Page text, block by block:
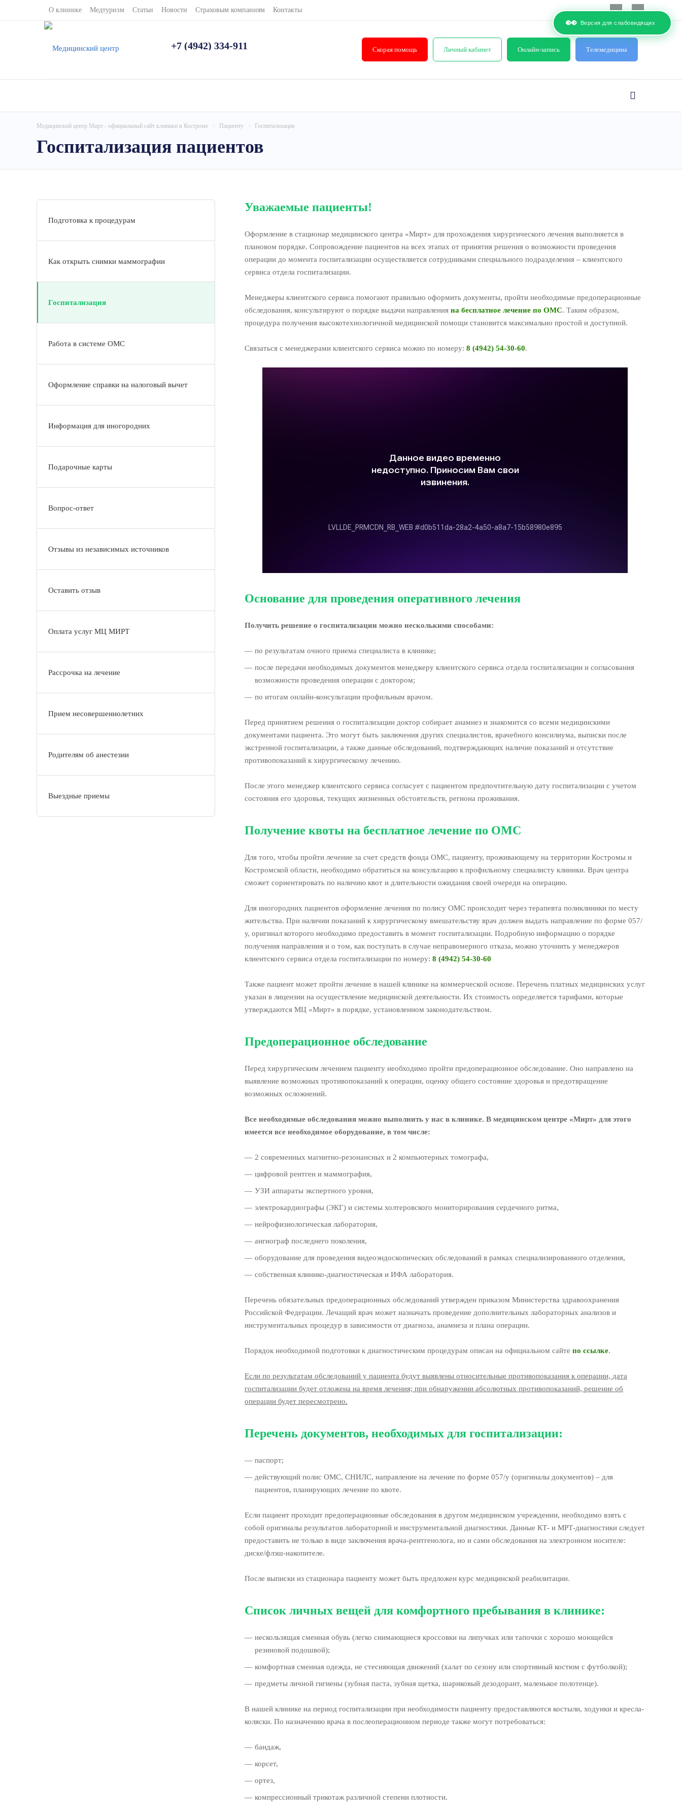
👀 Версия для слабовидящих
О клинике Медтуризм Статьи Новости Страховым компаниям Контакты
+7 (4942) 334-911 Скорая помощь Личный кабинет Онлайн-запись Телемедицина
Медицинский центр Мирт - официальный сайт клиники в Костроме Пациенту Госпитализация
Госпитализация пациентов
Подготовка к процедурам
Как открыть снимки маммографии
Госпитализация
Работа в системе ОМС
Оформление справки на налоговый вычет
Информация для иногородних
Подарочные карты
Вопрос-ответ
Отзывы из независимых источников
Оставить отзыв
Оплата услуг МЦ МИРТ
Рассрочка на лечение
Прием несовершеннолетних
Родителям об анестезии
Выездные приемы
Уважаемые пациенты!
Оформление в стационар медицинского центра «Мирт» для прохождения хирургического лечения выполняется в
плановом порядке. Сопровождение пациентов на всех этапах от принятия решения о возможности проведения
операции до момента госпитализации осуществляется сотрудниками специального подразделения – клиентского
сервиса отдела госпитализации.
Менеджеры клиентского сервиса помогают правильно оформить документы, пройти необходимые предоперационные
обследования, консультируют о порядке выдачи направления на бесплатное лечение по ОМС. Таким образом,
процедура получения высокотехнологичной медицинской помощи становится максимально простой и доступной.
Связаться с менеджерами клиентского сервиса можно по номеру: 8 (4942) 54-30-60.
Основание для проведения оперативного лечения
Получить решение о госпитализации можно несколькими способами:
по результатам очного приема специалиста в клинике;
после передачи необходимых документов менеджеру клиентского сервиса отдела госпитализации и согласования
возможности проведения операции с доктором;
по итогам онлайн-консультации профильным врачом.
Перед принятием решения о госпитализации доктор собирает анамнез и знакомится со всеми медицинскими
документами пациента. Это могут быть заключения других специалистов, врачебного консилиума, выписки после
экстренной госпитализации, а также данные обследований, подтверждающих наличие показаний и отсутствие
противопоказаний к хирургическому лечению.
После этого менеджер клиентского сервиса согласует с пациентом предпочтительную дату госпитализации с учетом
состояния его здоровья, текущих жизненных обстоятельств, региона проживания.
Получение квоты на бесплатное лечение по ОМС
Для того, чтобы пройти лечение за счет средств фонда ОМС, пациенту, проживающему на территории Костромы и
Костромской области, необходимо обратиться на консультацию к профильному специалисту клиники. Врач центра
сможет сориентировать по наличию квот и длительности ожидания своей очереди на операцию.
Для иногородних пациентов оформление лечения по полису ОМС происходит через терапевта поликлиники по месту
жительства. При наличии показаний к хирургическому вмешательству врач должен выдать направление по форме 057/
у, оригинал которого необходимо предоставить в момент госпитализации. Подробную информацию о порядке
получения направления и о том, как поступать в случае неправомерного отказа, можно уточнить у менеджеров
клиентского сервиса отдела госпитализации по номеру: 8 (4942) 54-30-60
Также пациент может пройти лечение в нашей клинике на коммерческой основе. Перечень платных медицинских услуг
указан в лицензии на осуществление медицинской деятельности. Их стоимость определяется тарифами, которые
утверждаются МЦ «Мирт» в порядке, установленном законодательством.
Предоперационное обследование
Перед хирургическим лечением пациенту необходимо пройти предоперационное обследование. Оно направлено на
выявление возможных противопоказаний к операции, оценку общего состояние здоровья и предотвращение
возможных осложнений.
Все необходимые обследования можно выполнить у нас в клинике. В медицинском центре «Мирт» для этого
имеется все необходимое оборудование, в том числе:
2 современных магнитно-резонансных и 2 компьютерных томографа,
цифровой рентген и маммография,
УЗИ аппараты экспертного уровня,
электрокардиографы (ЭКГ) и системы холтеровского мониторирования сердечного ритма,
нейрофизиологическая лаборатория,
ангиограф последнего поколения,
оборудование для проведения видеоэндоскопических обследований в рамках специализированного отделения,
собственная клинико-диагностическая и ИФА лаборатория.
Перечень обязательных предоперационных обследований утвержден приказом Министерства здравоохранения
Российской Федерации. Лечащий врач может назначать проведение дополнительных лабораторных анализов и
инструментальных процедур в зависимости от диагноза, анамнеза и плана операции.
Порядок необходимой подготовки к диагностическим процедурам описан на официальном сайте по ссылке.
Если по результатам обследований у пациента будут выявлены относительные противопоказания к операции, дата
госпитализации будет отложена на время лечения; при обнаружении абсолютных противопоказаний, решение об
операции будет пересмотрено.
Перечень документов, необходимых для госпитализации:
паспорт;
действующий полис ОМС, СНИЛС, направление на лечение по форме 057/у (оригиналы документов) – для
пациентов, планирующих лечение по квоте.
Если пациент проходит предоперационные обследования в другом медицинском учреждении, необходимо взять с
собой оригиналы результатов лабораторной и инструментальной диагностики. Данные КТ- и МРТ-диагностики следует
предоставить не только в виде заключения врача-рентгенолога, но и сами обследования на электронном носителе:
диске/флэш-накопителе.
После выписки из стационара пациенту может быть предложен курс медицинской реабилитации.
Список личных вещей для комфортного пребывания в клинике:
нескользящая сменная обувь (легко снимающиеся кроссовки на липучках или тапочки с хорошо моющейся
резиновой подошвой);
комфортная сменная одежда, не стесняющая движений (халат по сезону или спортивный костюм с футболкой);
предметы личной гигиены (зубная паста, зубная щетка, шариковый дезодорант, маленькое полотенце).
В нашей клинике на период госпитализации при необходимости пациенту предоставляются костыли, ходунки и кресла-
коляски. По назначению врача в послеоперационном периоде также могут потребоваться:
бандаж,
корсет,
ортез,
компрессионный трикотаж различной степени плотности.